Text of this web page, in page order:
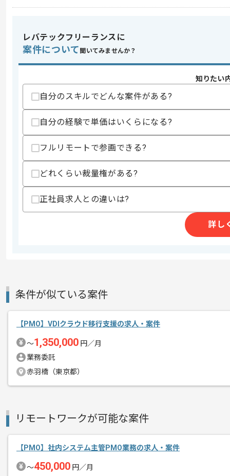
・PMO経験
上記に似た経験やスキルをお持ちであれば申
その他募集要項
募集人数
1人
エージェントからのコ
メント
複数案件を保有している企業ですので、
ご経験と実績に応じてスライド案件の
新しいアイディアや技術を積極的に導入
レバテックフリーランスに
案件について 聞いてみませんか？
知りたい
自分のスキルでどんな案件がある?
自分の経験で単価はいくらになる?
フルリモートで参画できる?
どれくらい裁量権がある?
正社員求人との違いは?
詳し
条件が似ている案件
【PMO】VDIクラウド移行支援の求人・案件
〜1,350,000 円／月
業務委託
赤羽橋（東京都）
リモートワークが可能な案件
【PMO】社内システム主管PMO業務の求人・案件
〜450,000 円／月